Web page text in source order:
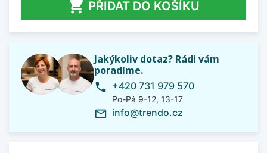
 PŘIDAT DO KOŠÍKU
Jakýkoliv dotaz? Rádi vám
poradíme.
phone +420 731 979 570
Po-Pá 9-12, 13-17
mail_outline info@trendo.cz